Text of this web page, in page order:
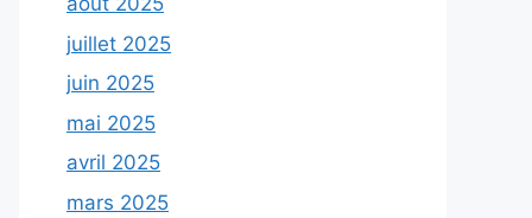
juillet 2025
juin 2025
mai 2025
avril 2025
mars 2025